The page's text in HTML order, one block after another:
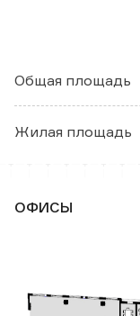
Общая площадь
Жилая площадь
ОФИСЫ